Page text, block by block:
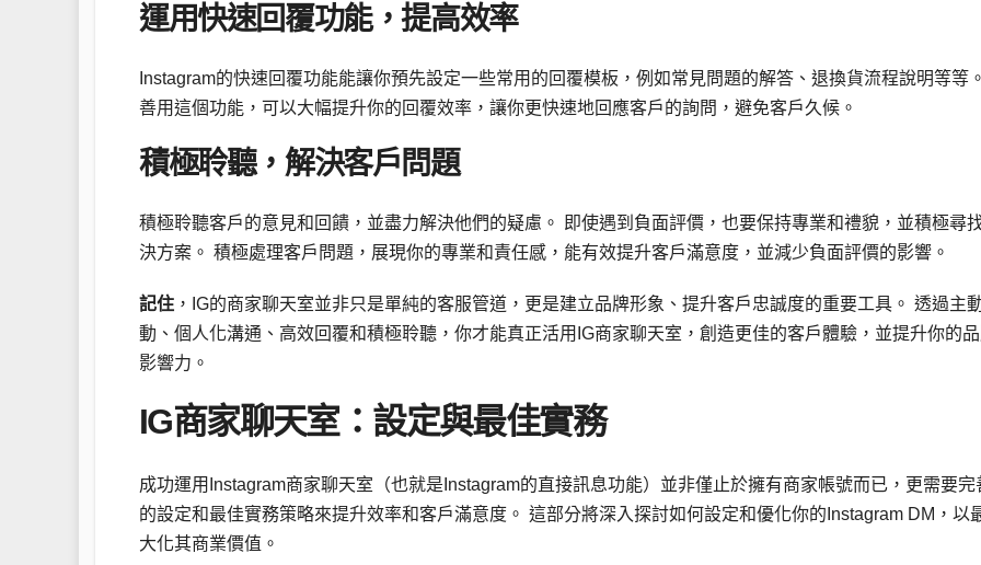
運用快速回覆功能，提高效率
Instagram的快速回覆功能能讓你預先設定一些常用的回覆模板，例如常見問題的解答、退換貨流程說明等等。
善用這個功能，可以大幅提升你的回覆效率，讓你更快速地回應客戶的詢問，避免客戶久候。
積極聆聽，解決客戶問題
積極聆聽客戶的意見和回饋，並盡力解決他們的疑慮。 即使遇到負面評價，也要保持專業和禮貌，並積極尋
決方案。 積極處理客戶問題，展現你的專業和責任感，能有效提升客戶滿意度，並減少負面評價的影響。
記住 ，IG的商家聊天室並非只是單純的客服管道，更是建立品牌形象、提升客戶忠誠度的重要工具。 透過主
動、個人化溝通、高效回覆和積極聆聽，你才能真正活用IG商家聊天室，創造更佳的客戶體驗，並提升你的
影響力。
IG商家聊天室：設定與最佳實務
成功運用Instagram商家聊天室（也就是Instagram的直接訊息功能）並非僅止於擁有商家帳號而已，更需要完
的設定和最佳實務策略來提升效率和客戶滿意度。 這部分將深入探討如何設定和優化你的Instagram DM，以
大化其商業價值。